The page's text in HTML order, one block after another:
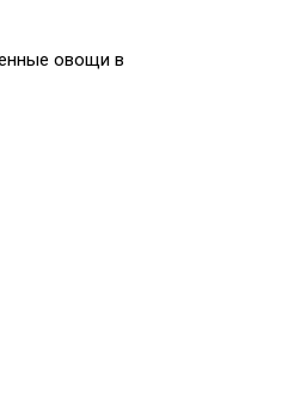
овощи в